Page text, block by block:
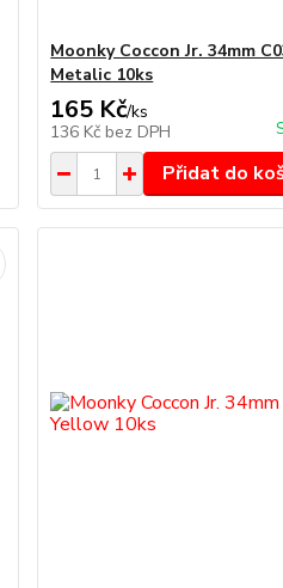
Moonky Coccon Jr. 34mm
Metalic 10ks
165 Kč/ks
136 Kč bez DPH
Přidat do